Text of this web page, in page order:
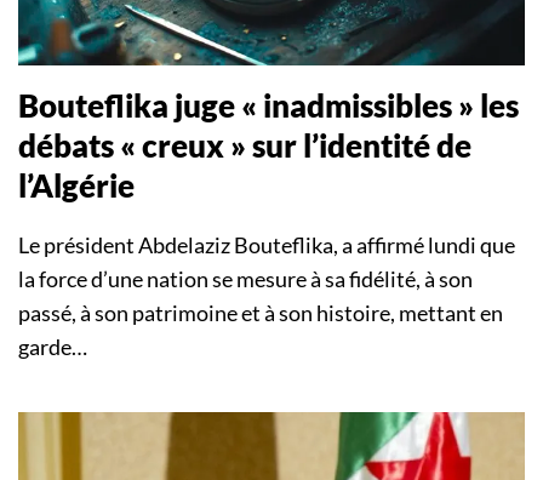
Bouteflika juge « inadmissibles » les
débats « creux » sur l’identité de
l’Algérie
Le président Abdelaziz Bouteflika, a affirmé lundi que
la force d’une nation se mesure à sa fidélité, à son
passé, à son patrimoine et à son histoire, mettant en
garde…